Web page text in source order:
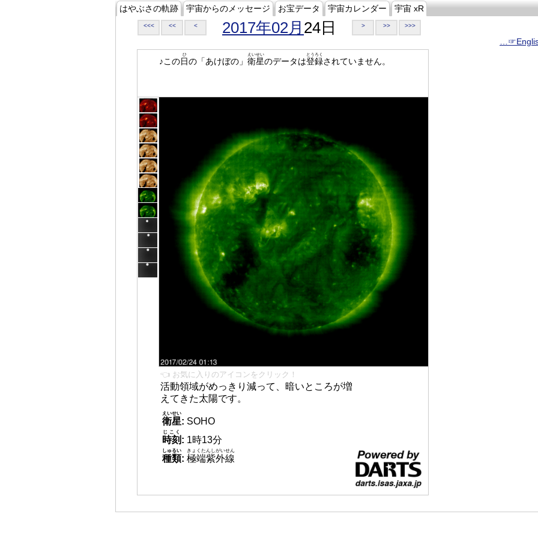
はやぶさの軌跡 宇宙からのメッセージ お宝データ 宇宙カレンダー 宇宙 xR
<<< << < 2017年02月 24日 > >> >>>
♪この日
ひ
の「あけぼの」 衛星
えいせい
のデータは登録
とうろく
されていません。
👈 お気に入りのアイコンをクリック！
活動領域がめっきり減って、暗いところが増
えてきた太陽です。
衛星
えいせい
: SOHO
時刻
じこく
: 1時13分
種類
しゅるい
: 極端紫外線
きょくたんしがいせん